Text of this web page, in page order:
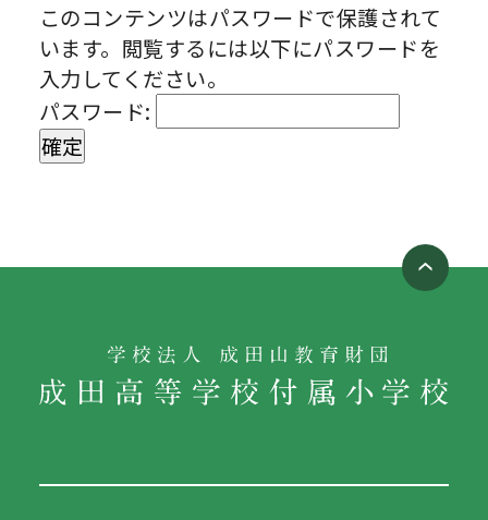
このコンテンツはパスワードで保護されて
います。閲覧するには以下にパスワードを
入力してください。
パスワード: